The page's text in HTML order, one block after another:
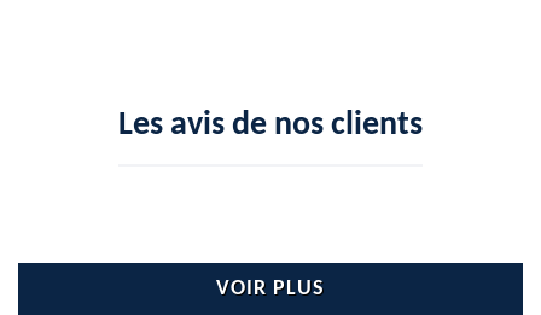
Les avis de nos clients
VOIR PLUS